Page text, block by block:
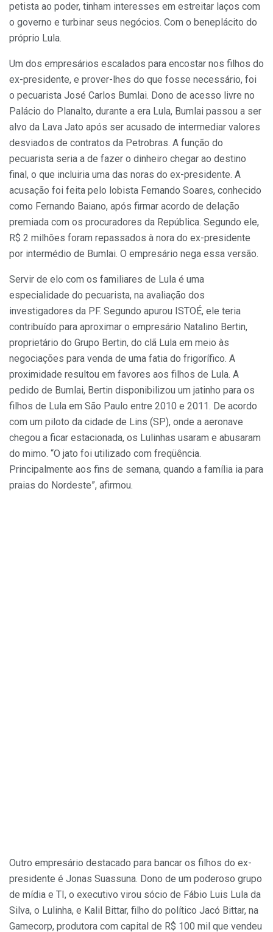
petista ao poder, tinham interesses em estreitar laços com
o governo e turbinar seus negócios. Com o beneplácito do
próprio Lula.
Um dos empresários escalados para encostar nos filhos do
ex-presidente, e prover-lhes do que fosse necessário, foi
o pecuarista José Carlos Bumlai. Dono de acesso livre no
Palácio do Planalto, durante a era Lula, Bumlai passou a ser
alvo da Lava Jato após ser acusado de intermediar valores
desviados de contratos da Petrobras. A função do
pecuarista seria a de fazer o dinheiro chegar ao destino
final, o que incluiria uma das noras do ex-presidente. A
acusação foi feita pelo lobista Fernando Soares, conhecido
como Fernando Baiano, após firmar acordo de delação
premiada com os procuradores da República. Segundo ele,
R$ 2 milhões foram repassados à nora do ex-presidente
por intermédio de Bumlai. O empresário nega essa versão.
Servir de elo com os familiares de Lula é uma
especialidade do pecuarista, na avaliação dos
investigadores da PF. Segundo apurou ISTOÉ, ele teria
contribuído para aproximar o empresário Natalino Bertin,
proprietário do Grupo Bertin, do clã Lula em meio às
negociações para venda de uma fatia do frigorífico. A
proximidade resultou em favores aos filhos de Lula. A
pedido de Bumlai, Bertin disponibilizou um jatinho para os
filhos de Lula em São Paulo entre 2010 e 2011. De acordo
com um piloto da cidade de Lins (SP), onde a aeronave
chegou a ficar estacionada, os Lulinhas usaram e abusaram
do mimo. “O jato foi utilizado com freqüência.
Principalmente aos fins de semana, quando a família ia para
praias do Nordeste”, afirmou.
Outro empresário destacado para bancar os filhos do ex-
presidente é Jonas Suassuna. Dono de um poderoso grupo
de mídia e TI, o executivo virou sócio de Fábio Luis Lula da
Silva, o Lulinha, e Kalil Bittar, filho do político Jacó Bittar, na
Gamecorp, produtora com capital de R$ 100 mil que vendeu